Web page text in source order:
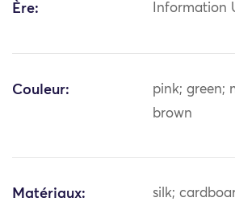
Ère: Information
Couleur:
pink; green;
brown
Matériaux:
silk;